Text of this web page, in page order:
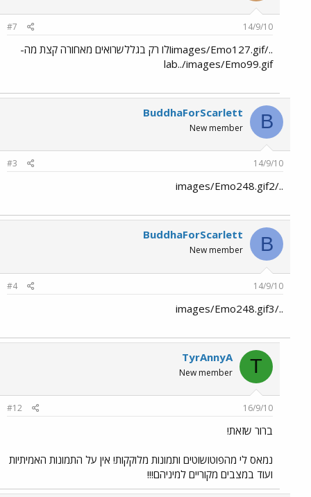
14/9/10
#7
../images/Emo127.gifולו רק בגללשרואים מאחורה קצת מה-
lab../images/Emo99.gif
B
BuddhaForScarlett
New member
14/9/10
#3
../images/Emo248.gif2
B
BuddhaForScarlett
New member
14/9/10
#4
../images/Emo248.gif3
T
TyrAnnyA
New member
16/9/10
#12
ברור שזאת!
נמאס לי מהפוטושוטים ותמונות מלוקקות! אין על התמונות האמיתיות
ועוד במצבים מקוריים למיניהם!!!